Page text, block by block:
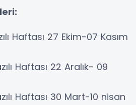
Haftası 27 Ekim-07 Kasım
Haftası 22 Aralık- 09
Haftası 30 Mart-10 nisan